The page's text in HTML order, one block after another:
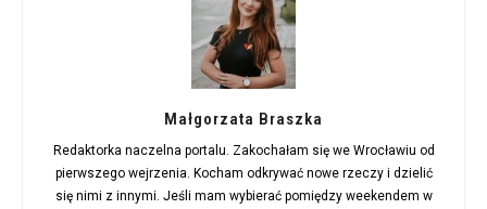
Małgorzata Braszka
Redaktorka naczelna portalu. Zakochałam się we Wrocławiu od
pierwszego wejrzenia. Kocham odkrywać nowe rzeczy i dzielić
się nimi z innymi. Jeśli mam wybierać pomiędzy weekendem w